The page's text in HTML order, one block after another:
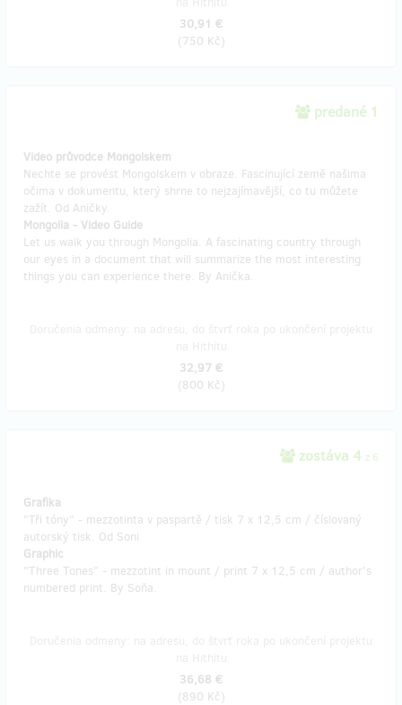
30,91 €
(750 Kč)
predané 1
Video průvodce Mongolskem
Nechte se provést Mongolskem v obraze. Fascinující země našima
očima v dokumentu, který shrne to nejzajímavější, co tu můžete
zažít. Od Aničky.
Mongolia - Video Guide
Let us walk you through Mongolia. A fascinating country through
our eyes in a document that will summarize the most interesting
things you can experience there. By Anička.
32,97 €
(800 Kč)
zostáva 4 z 6
Grafika
"Tři tóny" - mezzotinta v paspartě / tisk 7 x 12,5 cm / číslovaný
autorský tisk. Od Soni
Graphic
"Three Tones" - mezzotint in mount / print 7 x 12,5 cm / author's
numbered print. By Soňa.
36,68 €
(890 Kč)